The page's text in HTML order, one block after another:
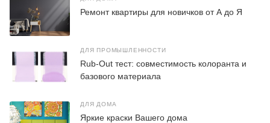
Ремонт квартиры для новичков от А до Я
ДЛЯ ПРОМЫШЛЕННОСТИ
Rub-Out тест: совместимость колоранта и
базового материала
ДЛЯ ДОМА
Яркие краски Вашего дома